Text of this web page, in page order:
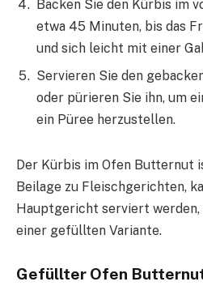
Backen Sie den Kürbis im
etwa 45 Minuten, bis das
und sich leicht mit einer
Servieren Sie den
oder pürieren Sie ihn, um
ein Püree herzustellen.
Der Kürbis im Ofen Butternut
Beilage zu Fleischgerichten,
Hauptgericht serviert werden,
einer gefüllten Variante.
Gefüllter Ofen